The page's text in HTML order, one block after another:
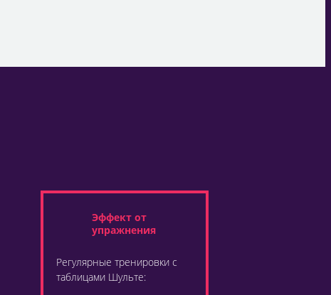
Эффект от
упражнения
Регулярные тренировки с
таблицами Шульте: